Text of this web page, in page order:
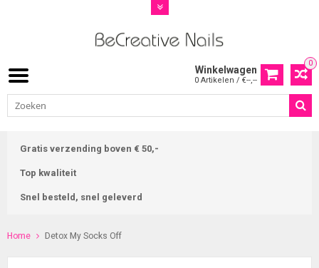
0
Winkelwagen
0 Artikelen / €--,--
Gratis verzending boven € 50,-
Top kwaliteit
Snel besteld, snel geleverd
Home Detox My Socks Off